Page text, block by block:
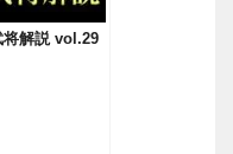
将解説 vol.29